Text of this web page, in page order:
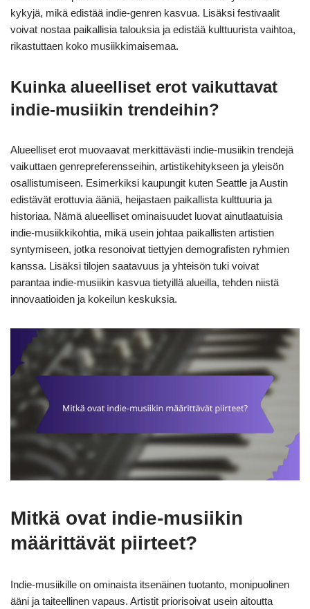
kykyjä, mikä edistää indie-genren kasvua. Lisäksi festivaalit
voivat nostaa paikallisia talouksia ja edistää kulttuurista vaihtoa,
rikastuttaen koko musiikkimaisemaa.
Kuinka alueelliset erot vaikuttavat
indie-musiikin trendeihin?
Alueelliset erot muovaavat merkittävästi indie-musiikin trendejä
vaikuttaen genrepreferensseihin, artistikehitykseen ja yleisön
osallistumiseen. Esimerkiksi kaupungit kuten Seattle ja Austin
edistävät erottuvia ääniä, heijastaen paikallista kulttuuria ja
historiaa. Nämä alueelliset ominaisuudet luovat ainutlaatuisia
indie-musiikkikohtia, mikä usein johtaa paikallisten artistien
syntymiseen, jotka resonoivat tiettyjen demografisten ryhmien
kanssa. Lisäksi tilojen saatavuus ja yhteisön tuki voivat
parantaa indie-musiikin kasvua tietyillä alueilla, tehden niistä
innovaatioiden ja kokeilun keskuksia.
Mitkä ovat indie-musiikin
määrittävät piirteet?
Indie-musiikille on ominaista itsenäinen tuotanto, monipuolinen
ääni ja taiteellinen vapaus. Artistit priorisoivat usein aitoutta